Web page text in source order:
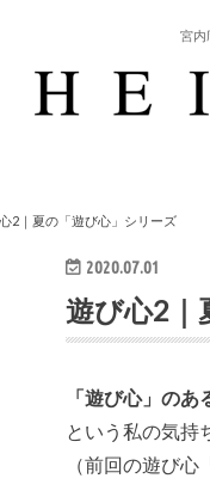
宮
2｜夏の「遊び心」シリーズ
2020.07.01
遊び心2｜
「遊び心」のあ
という私の気持
（前回の遊び